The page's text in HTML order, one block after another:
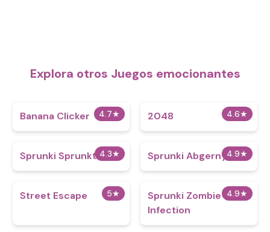
Explora otros Juegos emocionantes
4.7★
Banana Clicker 4.6★
2048
4.3★
Sprunki Sprunktastic 4.9★
Sprunki Abgerny
5★
Street Escape 4.9★
Sprunki Zombie
Infection